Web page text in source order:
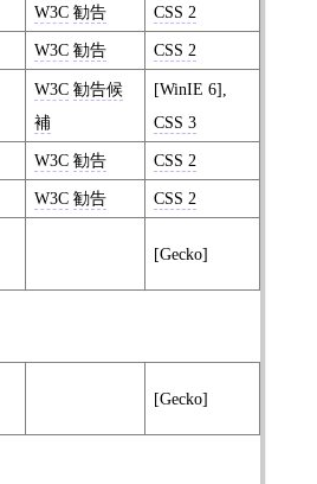
W3C 勧告 CSS 2
W3C 勧告 CSS 2
W3C 勧告候
補
[WinIE 6],
CSS 3
W3C 勧告 CSS 2
W3C 勧告 CSS 2
[Gecko]
[Gecko]